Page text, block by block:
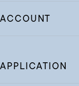
ACCOUNT
APPLICATION